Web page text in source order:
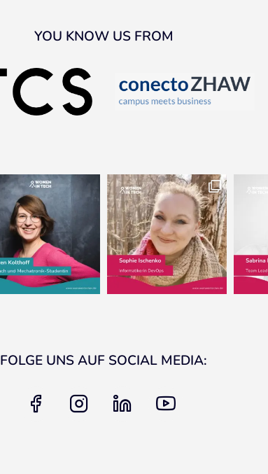
YOU KNOW US FROM
FOLGE UNS AUF SOCIAL MEDIA:
facebook instagram